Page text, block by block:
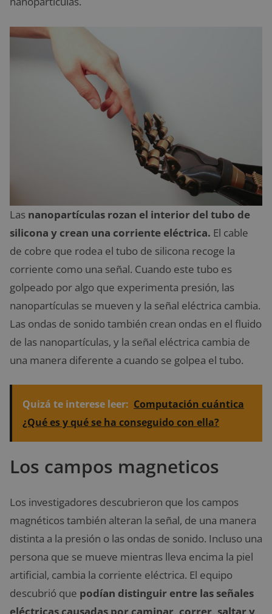
Las nanopartículas rozan el interior del tubo de
silicona y crean una corriente eléctrica. El cable
de cobre que rodea el tubo de silicona recoge la
corriente como una señal. Cuando este tubo es
golpeado por algo que experimenta presión, las
nanopartículas se mueven y la señal eléctrica cambia.
Las ondas de sonido también crean ondas en el fluido
de las nanopartículas, y la señal eléctrica cambia de
una manera diferente a cuando se golpea el tubo.
Quizá te interese leer: Computación cuántica
¿Qué es y qué se ha conseguido con ella?
Los campos magneticos
Los investigadores descubrieron que los campos
magnéticos también alteran la señal, de una manera
distinta a la presión o las ondas de sonido. Incluso una
persona que se mueve mientras lleva encima la piel
artificial, cambia la corriente eléctrica. El equipo
descubrió que podían distinguir entre las señales